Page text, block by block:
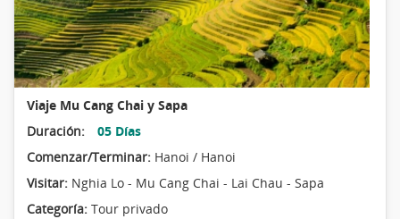
Viaje Mu Cang Chai y Sapa
Duración:
05 Días
Comenzar/Terminar: Hanoi / Hanoi
Visitar: Nghia Lo - Mu Cang Chai - Lai Chau - Sapa
Categoría: Tour privado